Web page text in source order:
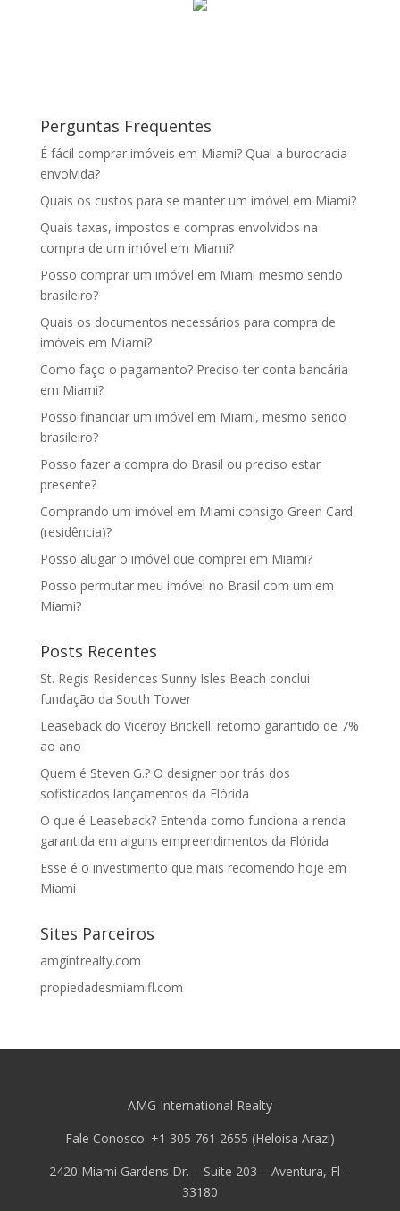
Perguntas Frequentes
É fácil comprar imóveis em Miami? Qual a burocracia
envolvida?
Quais os custos para se manter um imóvel em Miami?
Quais taxas, impostos e compras envolvidos na
compra de um imóvel em Miami?
Posso comprar um imóvel em Miami mesmo sendo
brasileiro?
Quais os documentos necessários para compra de
imóveis em Miami?
Como faço o pagamento? Preciso ter conta bancária
em Miami?
Posso financiar um imóvel em Miami, mesmo sendo
brasileiro?
Posso fazer a compra do Brasil ou preciso estar
presente?
Comprando um imóvel em Miami consigo Green Card
(residência)?
Posso alugar o imóvel que comprei em Miami?
Posso permutar meu imóvel no Brasil com um em
Miami?
Posts Recentes
St. Regis Residences Sunny Isles Beach conclui
fundação da South Tower
Leaseback do Viceroy Brickell: retorno garantido de 7%
ao ano
Quem é Steven G.? O designer por trás dos
sofisticados lançamentos da Flórida
O que é Leaseback? Entenda como funciona a renda
garantida em alguns empreendimentos da Flórida
Esse é o investimento que mais recomendo hoje em
Miami
Sites Parceiros
amgintrealty.com
propiedadesmiamifl.com
AMG International Realty
Fale Conosco: +1 305 761 2655 (Heloisa Arazi)
2420 Miami Gardens Dr. – Suite 203 – Aventura, Fl –
33180